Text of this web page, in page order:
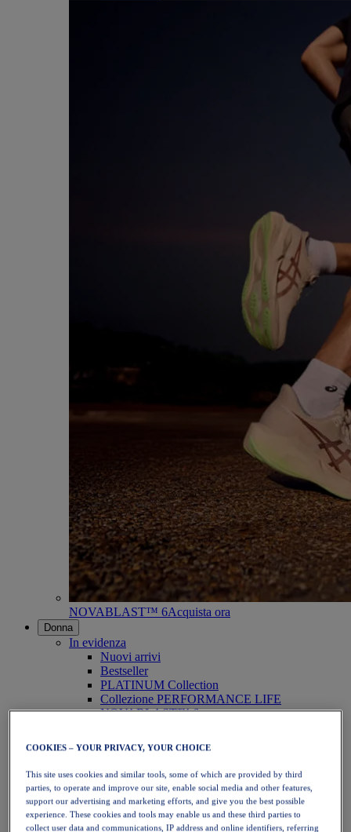
NOVABLAST™ 6Acquista ora
Donna
In evidenza
Nuovi arrivi
Bestseller
PLATINUM Collection
Collezione PERFORMANCE LIFE
NOVABLAST™ 6
Running
Trail running
Tennis
Pallavolo
Pallamano
Padel
Netball
COOKIES – YOUR PRIVACY, YOUR CHOICE
This site uses cookies and similar tools, some of which are provided by third
parties, to operate and improve our site, enable social media and other features,
support our advertising and marketing efforts, and give you the best possible
experience. These cookies and tools may enable us and these third parties to
collect user data and communications, IP address and online identifiers, referring